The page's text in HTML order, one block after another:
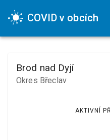
COVID v obcích
Brod nad Dyjí
Okres Břeclav
AKTIVNÍ